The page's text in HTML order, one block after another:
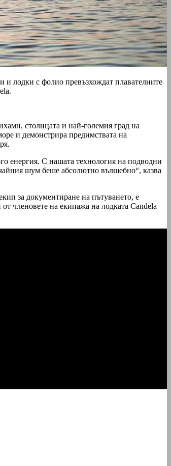
и лодки с фолио превъзхождат плавателните
столицата и най-големия град на
и демонстрира предимствата на
енергия. С нашата технология на подводни
шум беше абсолютно вълшебно“, казва
за документиране на пътуването, е
членовете на екипажа на лодката Candela